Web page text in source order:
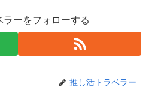
ラーをフォローする
推し活トラベラー